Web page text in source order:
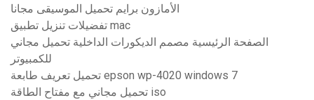
الأمازون برايم تحميل الموسيقى مجانا
تفضيلات تنزيل تطبيق mac
الصفحة الرئيسية مصمم الديكورات الداخلية تحميل مجاني
للكمبيوتر
تحميل تعريف طابعة epson wp-4020 windows 7
تحميل مجاني مع مفتاح الطاقة iso